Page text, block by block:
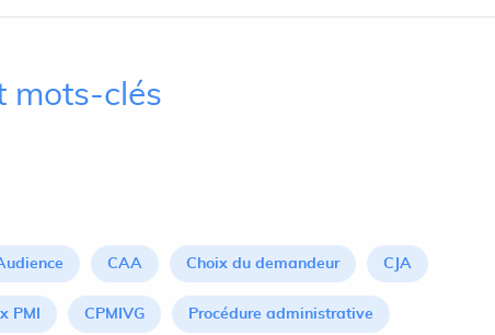
mots-clés
CAA Choix du demandeur CJA
PMI CPMIVG Procédure administrative